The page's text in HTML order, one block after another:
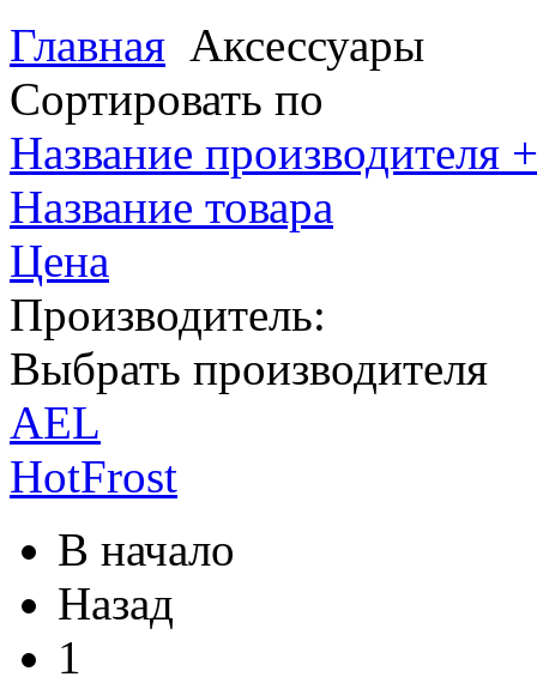
Главная Аксессуары
Сортировать по
Название производителя
Название товара
Цена
Производитель:
Выбрать производителя
AEL
HotFrost
В начало
Назад
1